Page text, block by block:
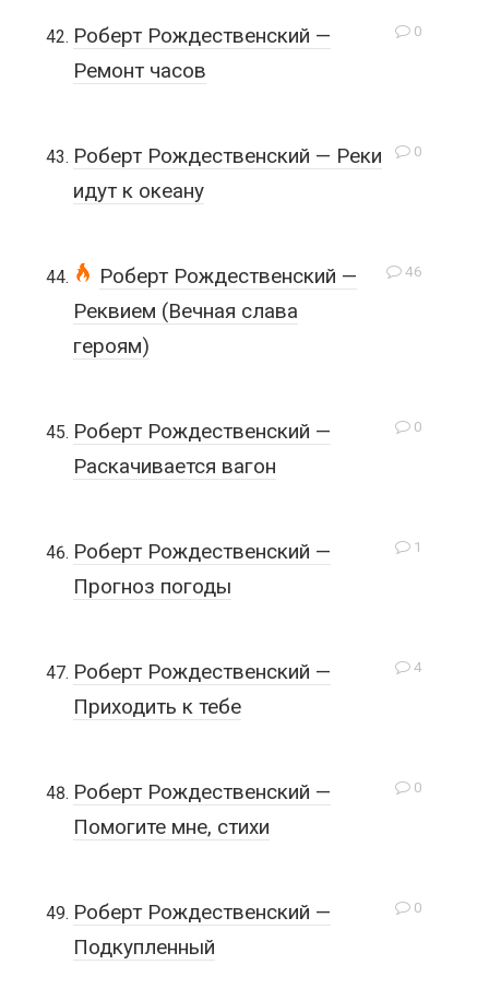
0
Роберт Рождественский —
Ремонт часов
0
Роберт Рождественский — Реки
идут к океану
46
Роберт Рождественский —
Реквием (Вечная слава
героям)
0
Роберт Рождественский —
Раскачивается вагон
1
Роберт Рождественский —
Прогноз погоды
4
Роберт Рождественский —
Приходить к тебе
0
Роберт Рождественский —
Помогите мне, стихи
0
Роберт Рождественский —
Подкупленный